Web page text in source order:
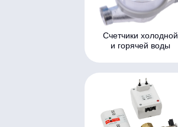
Счетчики холодной
и горячей воды